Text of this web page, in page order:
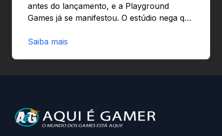
antes do lançamento, e a Playground
Games já se manifestou. O estúdio nega que
preload e avisa que quem usar versões não
da Playground: negação do preload,
medidas contra acessos não autorizados
Saiba mais